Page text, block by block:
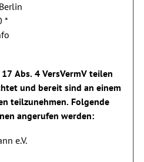
*
Abs. 4 VersVermV teilen
und bereit sind an einem
teilzunehmen. Folgende
angerufen werden:
e.V.